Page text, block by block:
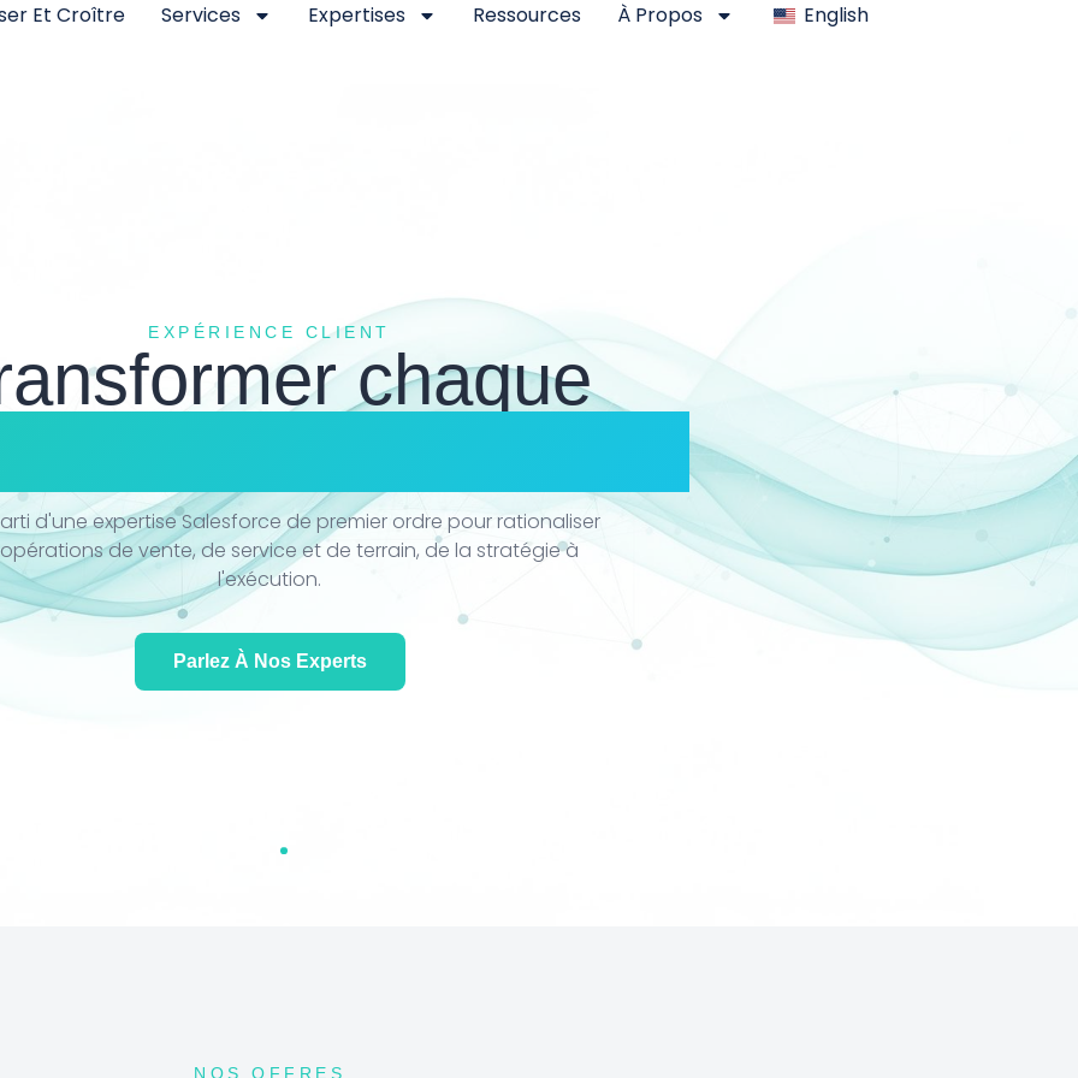
Et Croître Services Expertises Ressources À Propos English
EXPÉRIENCE CLIENT
chaque
d'une expertise Salesforce de premier ordre pour rationaliser
de vente, de service et de terrain, de la stratégie à
l'exécution.
Parlez À Nos Experts
NOS OFFRES